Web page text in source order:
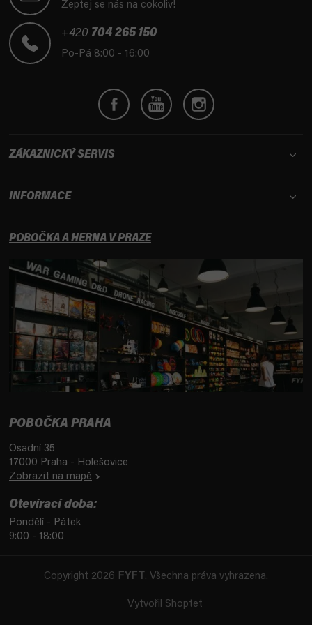
Zeptej se nás na cokoliv!
+420 704 265 150
Po-Pá 8:00 - 16:00
ZÁKAZNICKÝ SERVIS
INFORMACE
POBOČKA A HERNA V PRAZE
POBOČKA PRAHA
Osadní 35
17000 Praha - Holešovice
Zobrazit na mapě
Otevírací doba:
Pondělí - Pátek
9:00 - 18:00
Vytvořil Shoptet
Copyright 2026 FYFT . Všechna práva vyhrazena.